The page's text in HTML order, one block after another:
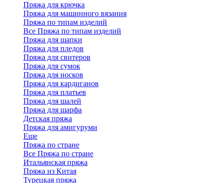
Пряжа для крючка
Пряжа для машинного вязания
Пряжа по типам изделий
Все Пряжа по типам изделий
Пряжа для шапки
Пряжа для пледов
Пряжа для свитеров
Пряжа для сумок
Пряжа для носков
Пряжа для кардиганов
Пряжа для платьев
Пряжа для шалей
Пряжа для шарфа
Детская пряжа
Пряжа для амигуруми
Еще
Пряжа по стране
Все Пряжа по стране
Итальянская пряжа
Пряжа из Китая
Турецкая пряжа